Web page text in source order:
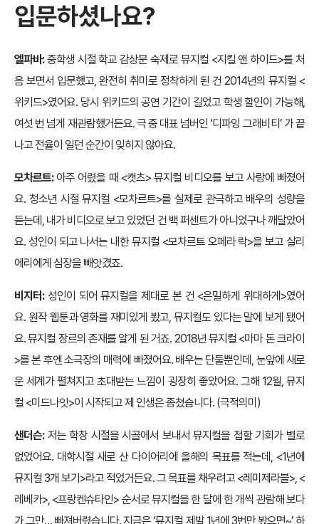
입문하셨나요?
엘파바:중학생 시절 학교 감상문 숙제로 뮤지컬 <지킬 앤 하이드>를 처
음 보면서 입문했고, 완전히 취미로 정착하게 된 건 2014년의 뮤지컬 <
위키드>였어요. 당시 위키드의 공연 기간이 길었고 학생 할인이 가능해,
여섯 번 넘게 재관람했거든요. 극 중 대표 넘버인 ‘디파잉 그래비티’ 가 끝
나고 전율이 일던 순간이 잊히지 않아요.
모차르트:아주 어렸을 때 <캣츠> 뮤지컬 비디오를 보고 사랑에 빠졌어
요. 청소년 시절 뮤지컬 <모차르트>를 실제로 관극하고 배우의 성량을
듣는데, 내가 비디오로 보고 있었던 건 백 퍼센트가 아니었구나 깨달았어
요. 성인이 되고 나서는 내한 뮤지컬 <모차르트 오페라 락>을 보고 살리
에리에게 심장을 빼앗겼죠.
비지터: 성인이 되어 뮤지컬을 제대로 본 건 <은밀하게 위대하게>였어
요. 원작 웹툰과 영화를 재미있게 봤고, 뮤지컬도 있다는 말에 보게 됐어
요. 뮤지컬 장르의 존재를 알게 된 거죠. 2018년 뮤지컬 <마마 돈 크라이
>를 본 후엔 소극장의 매력에 빠졌어요. 배우는 단둘뿐인데, 눈앞에 새로
운 세계가 펼쳐지고 초대받는 느낌이 굉장히 좋았어요. 그해 12월, 뮤지
컬 <미드나잇>이 시작되고 제 인생은 종쳤습니다. (극적의미)
샌더슨: 저는 학창 시절을 시골에서 보내서 뮤지컬을 접할 기회가 별로
없었어요. 대학시절 새로 산 다이어리에 올해의 목표를 적는데, <1년에
뮤지컬 3개 보기>라고 적었거든요. 그 목표를 채우려고 <레미제라블>, <
레베카>, <프랑켄슈타인> 순서로 뮤지컬을 한 달에 한 개씩 관람해 보다
가 그만… 빠져버렸습니다. 지금은 ‘뮤지컬 제발 1년에 3번만 봤으면~’ 하